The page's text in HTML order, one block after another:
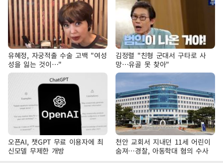
유혜정, 자궁적출 수술 고백 "여성
성을 잃는 것이…"
김정렬 "친형 군대서 구타로 사
망…유골 못 찾아"
오픈AI, 챗GPT 무료 이용자에 최
신모델 무제한 개방
천안 교회서 지내던 11세 어린이
숨져…경찰, 아동학대 혐의 수사